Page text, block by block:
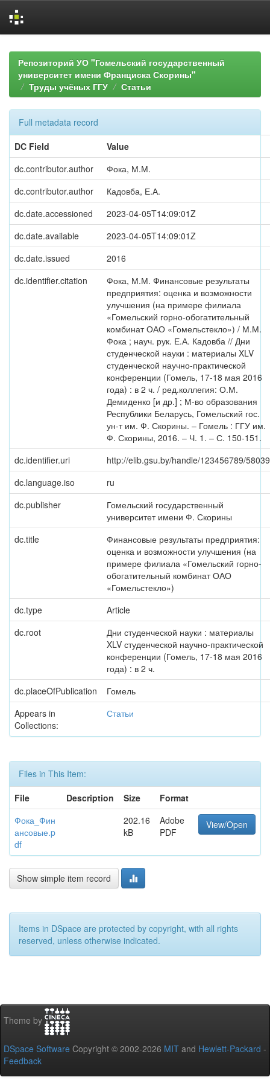
navigationРепозиторий УО "Гомельский государственный
университет имени Франциска Скорины"
Труды учёных ГГУ
Статьи
Full metadata record
DC Field
Value
dc.contributor.author
Фока, М.М.
dc.contributor.author
Кадовба, Е.А.
dc.date.accessioned
2023-04-05T14:09:01Z
dc.date.available
2023-04-05T14:09:01Z
dc.date.issued
2016
dc.identifier.citation
Фока, М.М. Финансовые результаты
предприятия: оценка и возможности
улучшения (на примере филиала
«Гомельский горно-обогатительный
комбинат ОАО «Гомельстекло») / М.М.
Фока ; науч. рук. Е.А. Кадовба // Дни
студенческой науки : материалы XLV
студенческой научно-практической
конференции (Гомель, 17-18 мая 2016
года) : в 2 ч. / ред.коллегия: О.М.
Демиденко [и др.] ; М-во образования
Республики Беларусь, Гомельский гос.
ун-т им. Ф. Скорины. – Гомель : ГГУ им.
Ф. Скорины, 2016. – Ч. 1. – С. 150-151.
dc.identifier.uri
http://elib.gsu.by/handle/123456789/58039
dc.language.iso
ru
dc.publisher
Гомельский государственный
университет имени Ф. Скорины
dc.title
Финансовые результаты предприятия:
оценка и возможности улучшения (на
примере филиала «Гомельский горно-
обогатительный комбинат ОАО
«Гомельстекло»)
dc.type
Article
dc.root
Дни студенческой науки : материалы
XLV студенческой научно-практической
конференции (Гомель, 17-18 мая 2016
года) : в 2 ч.
dc.placeOfPublication
Гомель
Appears in
Collections:
Статьи
Files in This Item:
File
Description Size
Format
Фока_Фин
ансовые.p
df
202.16
kB
Adobe
PDF
View/Open
Show simple item record
Items in DSpace are protected by copyright, with all rights
reserved, unless otherwise indicated.
Theme by
DSpace Software Copyright © 2002-2026 MIT and Hewlett-Packard -
Feedback